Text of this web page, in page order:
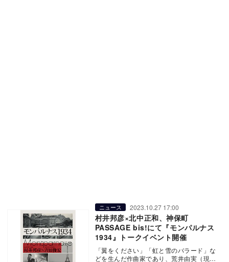
ニュース 2023.10.27 17:00
村井邦彦×北中正和、神保町
PASSAGE bis!にて『モンパルナス
1934』トークイベント開催
「翼をください」「虹と雪のバラード」な
どを生んだ作曲家であり、荒井由実（現・